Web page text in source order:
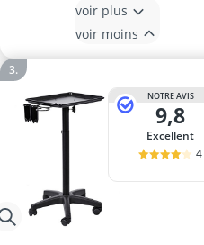
voir plus
voir moins
NOTRE AVIS
9,8
Excellent
4